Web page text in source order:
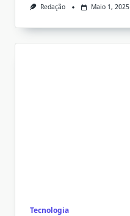
Redação Maio 1, 2025
Tecnologia